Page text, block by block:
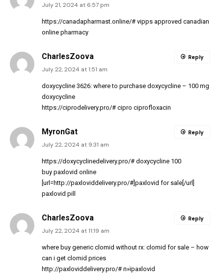
July 21, 2024 at 6:57 pm
https://canadapharmast.online/# vipps approved canadian
online pharmacy
CharlesZoova
July 22, 2024 at 1:51 am
doxycycline 3626: where to purchase doxycycline – 100 mg
doxycycline
https://ciprodelivery.pro/# cipro ciprofloxacin
Reply
MyronGat
July 22, 2024 at 9:31 am
https://doxycyclinedelivery.pro/# doxycycline 100
buy paxlovid online
[url=http://paxloviddelivery.pro/#]paxlovid for sale[/url]
paxlovid pill
Reply
CharlesZoova
July 22, 2024 at 11:19 am
where buy generic clomid without rx: clomid for sale – how
can i get clomid prices
http://paxloviddelivery.pro/# п»їpaxlovid
Reply